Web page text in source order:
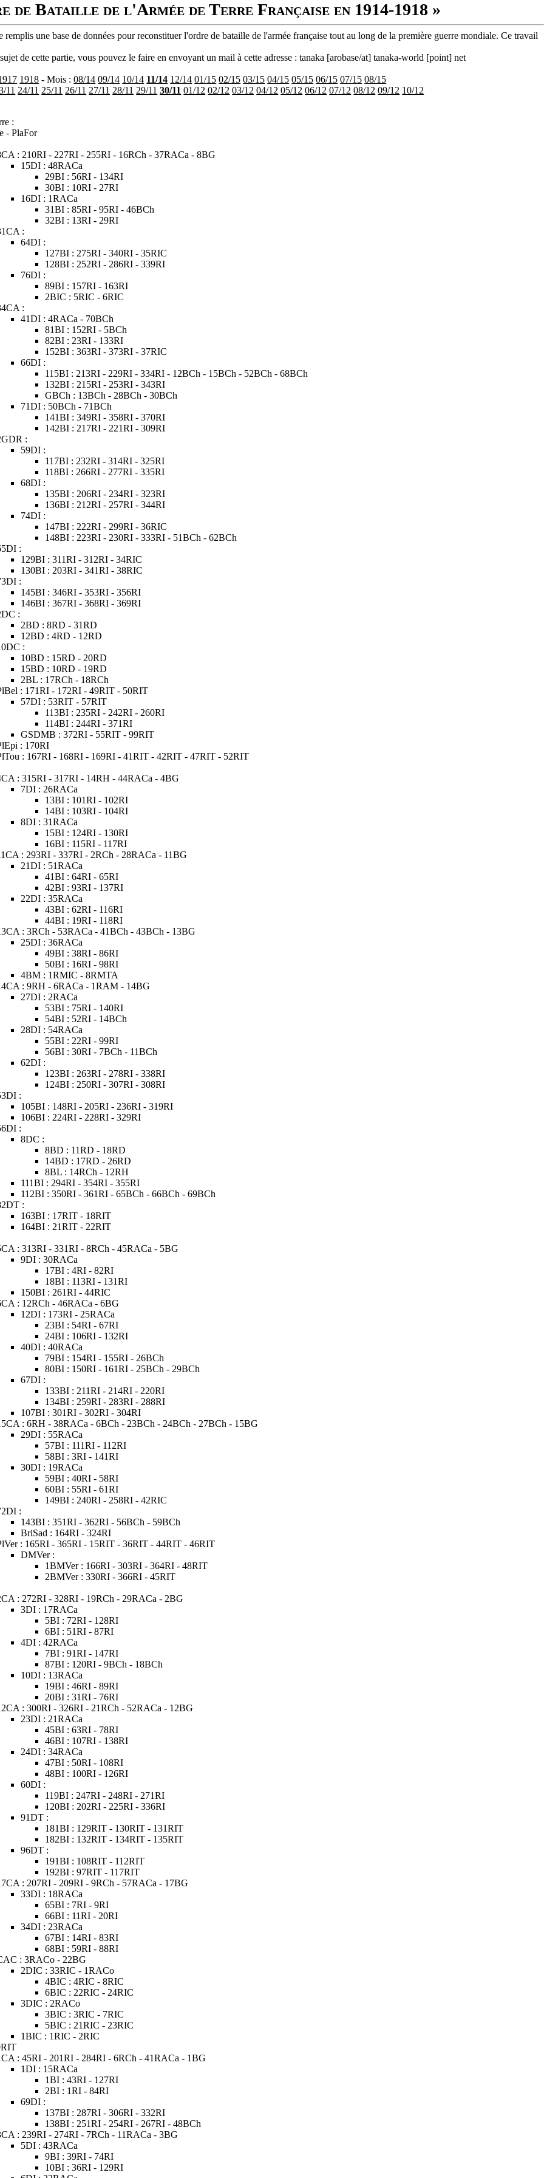
de Bataille de l'Armée de Terre Française en 1914-1918 »
remplis une base de données pour reconstituer l'ordre de bataille de l'armée française tout au long de la première guerre mondiale. Ce travail
de cette partie, vous pouvez le faire en envoyant un mail à cette adresse : tanaka [arobase/at] tanaka-world [point] net
1918 - Mois :08/14 09/14 10/14 11/14 12/14 01/15 02/15 03/15 04/15 05/15 06/15 07/15 08/15
11 24/11 25/11 26/11 27/11 28/11 29/11 30/11 01/12 02/12 03/12 04/12 05/12 06/12 07/12 08/12 09/12 10/12
:
- PlaFor
: 210RI - 227RI - 255RI - 16RCh - 37RACa - 8BG
15DI : 48RACa
29BI : 56RI - 134RI
30BI : 10RI - 27RI
16DI : 1RACa
31BI : 85RI - 95RI - 46BCh
32BI : 13RI - 29RI
:
64DI :
127BI : 275RI - 340RI - 35RIC
128BI : 252RI - 286RI - 339RI
76DI :
89BI : 157RI - 163RI
2BIC : 5RIC - 6RIC
:
41DI : 4RACa - 70BCh
81BI : 152RI - 5BCh
82BI : 23RI - 133RI
152BI : 363RI - 373RI - 37RIC
66DI :
115BI : 213RI - 229RI - 334RI - 12BCh - 15BCh - 52BCh - 68BCh
132BI : 215RI - 253RI - 343RI
GBCh : 13BCh - 28BCh - 30BCh
71DI : 50BCh - 71BCh
141BI : 349RI - 358RI - 370RI
142BI : 217RI - 221RI - 309RI
:
59DI :
117BI : 232RI - 314RI - 325RI
118BI : 266RI - 277RI - 335RI
68DI :
135BI : 206RI - 234RI - 323RI
136BI : 212RI - 257RI - 344RI
74DI :
147BI : 222RI - 299RI - 36RIC
148BI : 223RI - 230RI - 333RI - 51BCh - 62BCh
:
129BI : 311RI - 312RI - 34RIC
130BI : 203RI - 341RI - 38RIC
:
145BI : 346RI - 353RI - 356RI
146BI : 367RI - 368RI - 369RI
:
2BD : 8RD - 31RD
12BD : 4RD - 12RD
:
10BD : 15RD - 20RD
15BD : 10RD - 19RD
2BL : 17RCh - 18RCh
: 171RI - 172RI - 49RIT - 50RIT
57DI : 53RIT - 57RIT
113BI : 235RI - 242RI - 260RI
114BI : 244RI - 371RI
GSDMB : 372RI - 55RIT - 99RIT
: 170RI
: 167RI - 168RI - 169RI - 41RIT - 42RIT - 47RIT - 52RIT
: 315RI - 317RI - 14RH - 44RACa - 4BG
7DI : 26RACa
13BI : 101RI - 102RI
14BI : 103RI - 104RI
8DI : 31RACa
15BI : 124RI - 130RI
16BI : 115RI - 117RI
: 293RI - 337RI - 2RCh - 28RACa - 11BG
21DI : 51RACa
41BI : 64RI - 65RI
42BI : 93RI - 137RI
22DI : 35RACa
43BI : 62RI - 116RI
44BI : 19RI - 118RI
: 3RCh - 53RACa - 41BCh - 43BCh - 13BG
25DI : 36RACa
49BI : 38RI - 86RI
50BI : 16RI - 98RI
4BM : 1RMIC - 8RMTA
: 9RH - 6RACa - 1RAM - 14BG
27DI : 2RACa
53BI : 75RI - 140RI
54BI : 52RI - 14BCh
28DI : 54RACa
55BI : 22RI - 99RI
56BI : 30RI - 7BCh - 11BCh
62DI :
123BI : 263RI - 278RI - 338RI
124BI : 250RI - 307RI - 308RI
:
105BI : 148RI - 205RI - 236RI - 319RI
106BI : 224RI - 228RI - 329RI
:
8DC :
8BD : 11RD - 18RD
14BD : 17RD - 26RD
8BL : 14RCh - 12RH
111BI : 294RI - 354RI - 355RI
112BI : 350RI - 361RI - 65BCh - 66BCh - 69BCh
:
163BI : 17RIT - 18RIT
164BI : 21RIT - 22RIT
: 313RI - 331RI - 8RCh - 45RACa - 5BG
9DI : 30RACa
17BI : 4RI - 82RI
18BI : 113RI - 131RI
150BI : 261RI - 44RIC
: 12RCh - 46RACa - 6BG
12DI : 173RI - 25RACa
23BI : 54RI - 67RI
24BI : 106RI - 132RI
40DI : 40RACa
79BI : 154RI - 155RI - 26BCh
80BI : 150RI - 161RI - 25BCh - 29BCh
67DI :
133BI : 211RI - 214RI - 220RI
134BI : 259RI - 283RI - 288RI
107BI : 301RI - 302RI - 304RI
: 6RH - 38RACa - 6BCh - 23BCh - 24BCh - 27BCh - 15BG
29DI : 55RACa
57BI : 111RI - 112RI
58BI : 3RI - 141RI
30DI : 19RACa
59BI : 40RI - 58RI
60BI : 55RI - 61RI
149BI : 240RI - 258RI - 42RIC
:
143BI : 351RI - 362RI - 56BCh - 59BCh
BriSad : 164RI - 324RI
: 165RI - 365RI - 15RIT - 36RIT - 44RIT - 46RIT
DMVer :
1BMVer : 166RI - 303RI - 364RI - 48RIT
2BMVer : 330RI - 366RI - 45RIT
: 272RI - 328RI - 19RCh - 29RACa - 2BG
3DI : 17RACa
5BI : 72RI - 128RI
6BI : 51RI - 87RI
4DI : 42RACa
7BI : 91RI - 147RI
87BI : 120RI - 9BCh - 18BCh
10DI : 13RACa
19BI : 46RI - 89RI
20BI : 31RI - 76RI
: 300RI - 326RI - 21RCh - 52RACa - 12BG
23DI : 21RACa
45BI : 63RI - 78RI
46BI : 107RI - 138RI
24DI : 34RACa
47BI : 50RI - 108RI
48BI : 100RI - 126RI
60DI :
119BI : 247RI - 248RI - 271RI
120BI : 202RI - 225RI - 336RI
91DT :
181BI : 129RIT - 130RIT - 131RIT
182BI : 132RIT - 134RIT - 135RIT
96DT :
191BI : 108RIT - 112RIT
192BI : 97RIT - 117RIT
: 207RI - 209RI - 9RCh - 57RACa - 17BG
33DI : 18RACa
65BI : 7RI - 9RI
66BI : 11RI - 20RI
34DI : 23RACa
67BI : 14RI - 83RI
68BI : 59RI - 88RI
: 3RACo - 22BG
2DIC : 33RIC - 1RACo
4BIC : 4RIC - 8RIC
6BIC : 22RIC - 24RIC
3DIC : 2RACo
3BIC : 3RIC - 7RIC
5BIC : 21RIC - 23RIC
1BIC : 1RIC - 2RIC
: 45RI - 201RI - 284RI - 6RCh - 41RACa - 1BG
1DI : 15RACa
1BI : 43RI - 127RI
2BI : 1RI - 84RI
69DI :
137BI : 287RI - 306RI - 332RI
138BI : 251RI - 254RI - 267RI - 48BCh
: 239RI - 274RI - 7RCh - 11RACa - 3BG
5DI : 43RACa
9BI : 39RI - 74RI
10BI : 36RI - 129RI